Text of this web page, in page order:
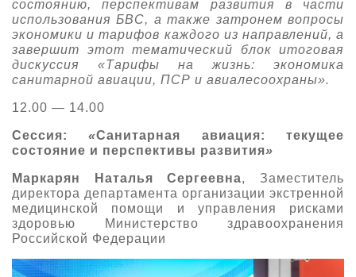
Крокус Экспо
Даты будущих выставок
Контакты
Для участников
Заявка на участие
Заочное участие
Прилет на выставку
Для посетителей
Правила доступа и пребывания Крокус Экспо
Условия инфопартнёрства
Положение об аккредитации
Публикации о выставке
Пресс-релизы
Архив
состоянию, перспективам развития в части
использования БВС, а также затронем вопросы
экономики и тарифов каждого из направлений, а
завершит этот тематический блок итоговая
дискуссия «Тарифы на жизнь: экономика
санитарной авиации, ПСР и авиалесоохраны».
12.00 — 14.00
Сессия:«Санитарная авиация: текущее
состояние и перспективы развития»
Маркарян Наталья Сергеевна, Заместитель
директора департамента организации экстренной
медицинской помощи и управления рисками
здоровью Министерство здравоохранения
Российской Федерации